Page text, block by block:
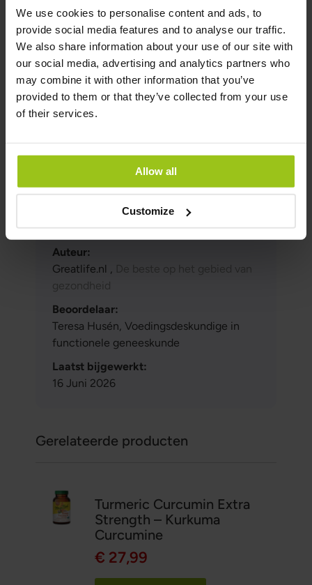
We use cookies to personalise content and ads, to
provide social media features and to analyse our traffic.
We also share information about your use of our site with
our social media, advertising and analytics partners who
may combine it with other information that you’ve
provided to them or that they’ve collected from your use
of their services.
Allow all
Customize
Amerikaanse
cranberry's
80 mg 175 mg
Wilde
bosbessen
75 mg 150 mg
Frambozen 75 mg 100 mg
Auteur:
Greatlife.nl , De beste op het gebied van
gezondheid
Beoordelaar:
Teresa Husén, Voedingsdeskundige in
functionele geneeskunde
Laatst bijgewerkt:
16 Juni 2026
Gerelateerde producten
Turmeric Curcumin Extra
Strength – Kurkuma
Curcumine
€ 27,99